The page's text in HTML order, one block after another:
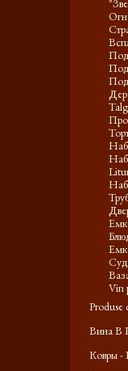
Vin
Вина В
Ковры -